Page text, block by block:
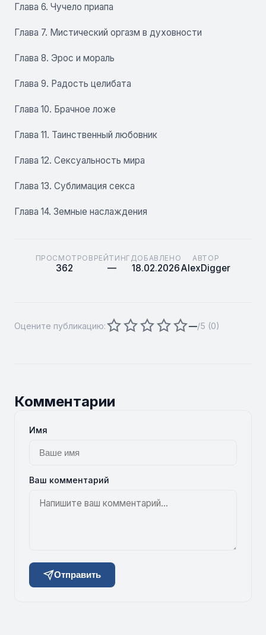
Глава 6. Чучело приапа
Глава 7. Мистический оргазм в духовности
Глава 8. Эрос и мораль
Глава 9. Радость целибата
Глава 10. Брачное ложе
Глава 11. Таинственный любовник
Глава 12. Сексуальность мира
Глава 13. Сублимация секса
Глава 14. Земные наслаждения
ПРОСМОТРОВ
362
РЕЙТИНГ
—
ДОБАВЛЕНО
18.02.2026
АВТОР
AlexDigger
Оцените публикацию: —/5 (0)
Комментарии
Имя
Ваш комментарий
Отправить